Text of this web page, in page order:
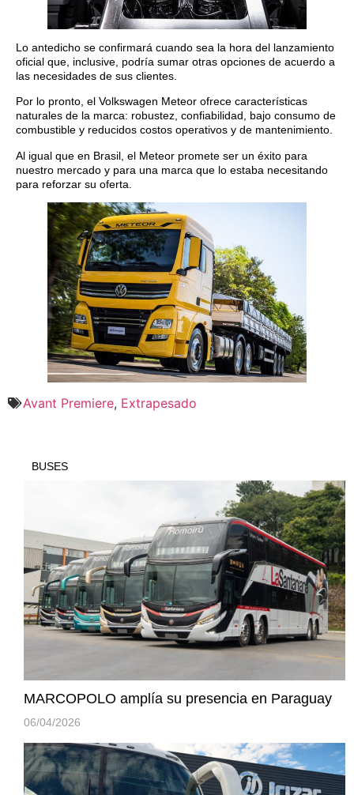
Lo antedicho se confirmará cuando sea la hora del lanzamiento
oficial que, inclusive, podría sumar otras opciones de acuerdo a
las necesidades de sus clientes.
Por lo pronto, el Volkswagen Meteor ofrece características
naturales de la marca: robustez, confiabilidad, bajo consumo de
combustible y reducidos costos operativos y de mantenimiento.
Al igual que en Brasil, el Meteor promete ser un éxito para
nuestro mercado y para una marca que lo estaba necesitando
para reforzar su oferta.
Avant Premiere, Extrapesado
BUSES
MARCOPOLO amplía su presencia en Paraguay
06/04/2026